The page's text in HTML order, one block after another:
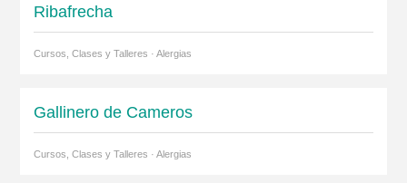
Ribafrecha
Cursos, Clases y Talleres · Alergias
Gallinero de Cameros
Cursos, Clases y Talleres · Alergias